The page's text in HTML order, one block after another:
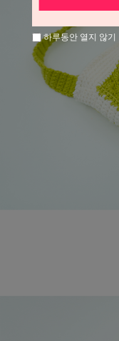
하루동안 열지 않기